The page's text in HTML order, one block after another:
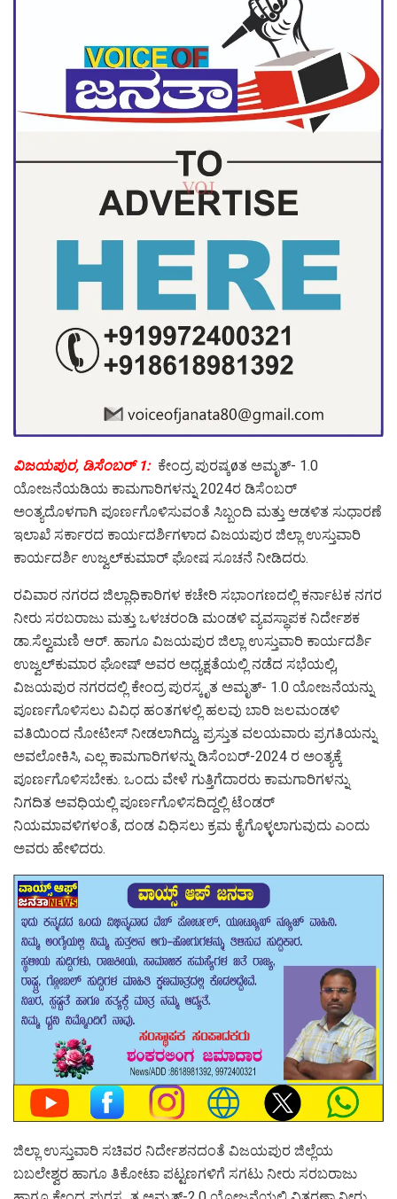
ವಿಜಯಪುರ, ಡಿಸೆಂಬರ್ 1:ಕೇಂದ್ರ ಪುರಷ್ಕøತ ಅಮೃತ್- 1.0
ಯೋಜನೆಯಡಿಯ ಕಾಮಗಾರಿಗಳನ್ನು 2024ರ ಡಿಸೆಂಬರ್
ಅಂತ್ಯದೊಳಗಾಗಿ ಪೂರ್ಣಗೊಳಿಸುವಂತೆ ಸಿಬ್ಬಂದಿ ಮತ್ತು ಆಡಳಿತ ಸುಧಾರಣೆ
ಇಲಾಖೆ ಸರ್ಕಾರದ ಕಾರ್ಯದರ್ಶಿಗಳಾದ ವಿಜಯಪುರ ಜಿಲ್ಲಾ ಉಸ್ತುವಾರಿ
ಕಾರ್ಯದರ್ಶಿ ಉಜ್ವಲ್‍ಕುಮಾರ್ ಘೋಷ ಸೂಚನೆ ನೀಡಿದರು.
ರವಿವಾರ ನಗರದ ಜಿಲ್ಲಾಧಿಕಾರಿಗಳ ಕಚೇರಿ ಸಭಾಂಗಣದಲ್ಲಿ ಕರ್ನಾಟಕ ನಗರ
ನೀರು ಸರಬರಾಜು ಮತ್ತು ಒಳಚರಂಡಿ ಮಂಡಳಿ ವ್ಯವಸ್ಥಾಪಕ ನಿರ್ದೇಶಕ
ಡಾ.ಸೆಲ್ವಮಣಿ ಆರ್. ಹಾಗೂ ವಿಜಯಪುರ ಜಿಲ್ಲಾ ಉಸ್ತುವಾರಿ ಕಾರ್ಯದರ್ಶಿ
ಉಜ್ವಲ್‍ಕುಮಾರ ಘೋಷ್ ಅವರ ಅಧ್ಯಕ್ಷತೆಯಲ್ಲಿ ನಡೆದ ಸಭೆಯಲ್ಲಿ,
ವಿಜಯಪುರ ನಗರದಲ್ಲಿ ಕೇಂದ್ರ ಪುರಸ್ಕೃತ ಅಮೃತ್- 1.0 ಯೋಜನೆಯನ್ನು
ಪೂರ್ಣಗೊಳಿಸಲು ವಿವಿಧ ಹಂತಗಳಲ್ಲಿ ಹಲವು ಬಾರಿ ಜಲಮಂಡಳಿ
ವತಿಯಿಂದ ನೋಟೀಸ್ ನೀಡಲಾಗಿದ್ದು, ಪ್ರಸ್ತುತ ವಲಯವಾರು ಪ್ರಗತಿಯನ್ನು
ಅವಲೋಕಿಸಿ, ಎಲ್ಲ ಕಾಮಗಾರಿಗಳನ್ನು ಡಿಸೆಂಬರ್-2024 ರ ಅಂತ್ಯಕ್ಕೆ
ಪೂರ್ಣಗೊಳಿಸಬೇಕು. ಒಂದು ವೇಳೆ ಗುತ್ತಿಗೆದಾರರು ಕಾಮಗಾರಿಗಳನ್ನು
ನಿಗದಿತ ಅವಧಿಯಲ್ಲಿ ಪೂರ್ಣಗೊಳಿಸದಿದ್ದಲ್ಲಿ ಟೆಂಡರ್
ನಿಯಮಾವಳಿಗಳಂತೆ, ದಂಡ ವಿಧಿಸಲು ಕ್ರಮ ಕೈಗೊಳ್ಳಲಾಗುವುದು ಎಂದು
ಅವರು ಹೇಳಿದರು.
ಜಿಲ್ಲಾ ಉಸ್ತುವಾರಿ ಸಚಿವರ ನಿರ್ದೇಶನದಂತೆ ವಿಜಯಪುರ ಜಿಲ್ಲೆಯ
ಬಬಲೇಶ್ವರ ಹಾಗೂ ತಿಕೋಟಾ ಪಟ್ಟಣಗಳಿಗೆ ಸಗಟು ನೀರು ಸರಬರಾಜು